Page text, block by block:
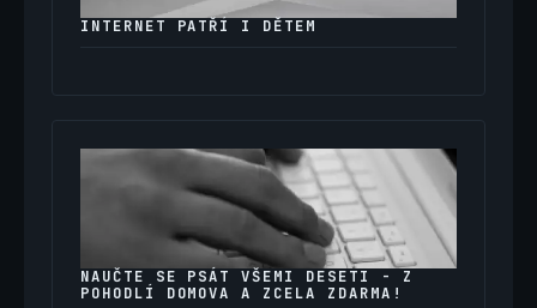
INTERNET PATŘÍ I DĚTEM
NAUČTE SE PSÁT VŠEMI DESETI - Z
POHODLÍ DOMOVA A ZCELA ZDARMA!